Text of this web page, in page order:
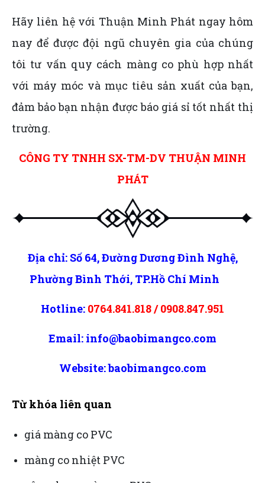
Hãy liên hệ với Thuận Minh Phát ngay hôm
nay để được đội ngũ chuyên gia của chúng
tôi tư vấn quy cách màng co phù hợp nhất
với máy móc và mục tiêu sản xuất của bạn,
đảm bảo bạn nhận được báo giá sỉ tốt nhất thị
trường.
CÔNG TY TNHH SX-TM-DV THUẬN MINH
PHÁT
Địa chỉ: Số 64, Đường Dương Đình Nghệ,
Phường Bình Thới, TP.Hồ Chí Minh
Hotline: 0764.841.818/0908.847.951
Email: info@baobimangco.com
Website:baobimangco.com
Từ khóa liên quan
giá màng co PVC
màng co nhiệt PVC